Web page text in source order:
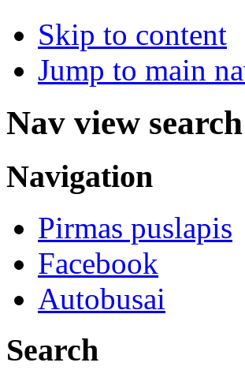
Skip to content
Jump to main
Nav view search
Navigation
Pirmas puslapis
Facebook
Autobusai
Search